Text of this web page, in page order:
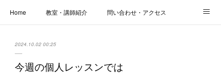
Home 教室・講師紹介 問い合わせ・アクセス
2024.10.02 00:25
今週の個人レッスンでは